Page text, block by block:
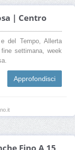
| Centro
del Tempo, Allerta
settimana, week
Approfondisci
Fino A 15